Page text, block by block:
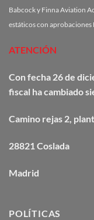
Babcock y Finna Aviation
estáticos con
ATENCIÓN
Con fecha 26 de
fiscal ha cambiado
Camino rejas 2,
28821 Coslada
Madrid
POLÍTICAS